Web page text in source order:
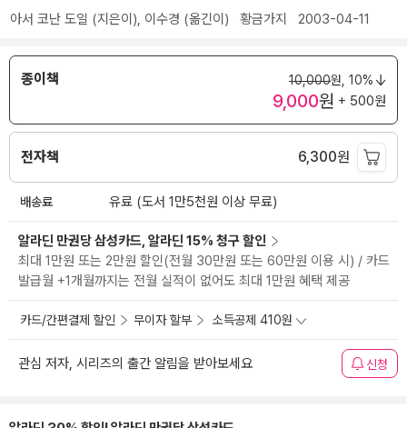
아서 코난 도일 (지은이), 이수경 (옮긴이) 황금가지 2003-04-11
종이책 10,000원, 10%
9,000원 + 500원
전자책 6,300원
배송료 유료 (도서 1만5천원 이상 무료)
알라딘 만권당 삼성카드, 알라딘 15% 청구 할인
최대 1만원 또는 2만원 할인(전월 30만원 또는 60만원 이용 시) / 카드
발급월 +1개월까지는 전월 실적이 없어도 최대 1만원 혜택 제공
카드/간편결제 할인 무이자 할부 소득공제 410원
관심 저자, 시리즈의 출간 알림을 받아보세요 신청